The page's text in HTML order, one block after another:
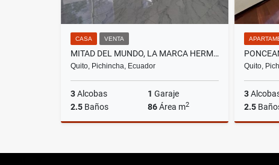
CASA VENTA
MITAD DEL MUNDO, LA MARCA HERMOSA CASA EN VENTA, 86M2
Quito, Pichincha, Ecuador
3Alcobas 1 Garaje
2.5 Baños 86Área m2
US$66,000
Quito,
3
2.5